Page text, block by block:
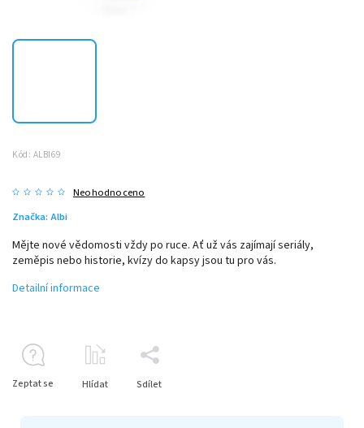
Kód: ALBI69
Neohodnoceno
Značka: Albi
Mějte nové vědomosti vždy po ruce. Ať už vás zajímají seriály,
zeměpis nebo historie, kvízy do kapsy jsou tu pro vás.
Detailní informace
Zeptat se Hlídat Sdílet